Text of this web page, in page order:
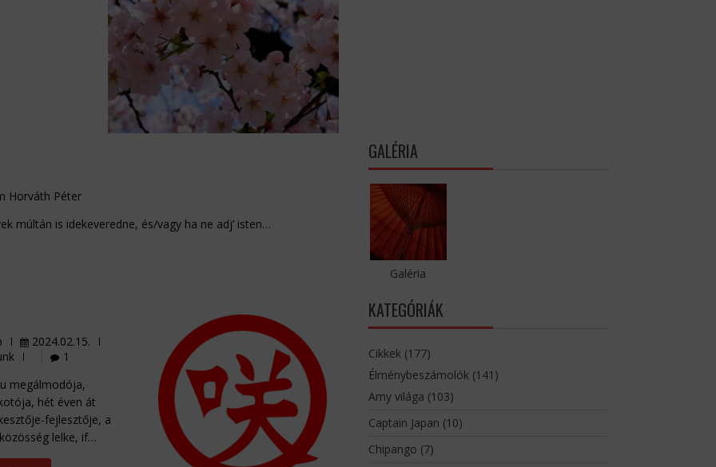
Horváth Péter
múltán is idekeveredne, és/vagy ha ne adj’ isten…
2024.02.15.
1
megálmodója,
hét éven át
fejlesztője, a
lelke, if…
GALÉRIA
Galéria
KATEGÓRIÁK
Cikkek(177)
Élménybeszámolók(141)
Amy világa (103)
Captain Japan (10)
Chipango (7)